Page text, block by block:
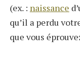
(ex. : naissance
qu’il a perdu
que vous